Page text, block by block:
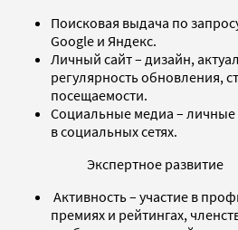
Поисковая выдача по
Google и Яндекс.
Личный сайт – дизайн,
регулярность обновления,
посещаемости.
Социальные медиа –
в социальных сетях.
Экспертное развитие
Активность – участие в
премиях и рейтингах,